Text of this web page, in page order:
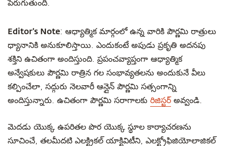
పెరుగుతుంది.
Editor's Note: ఆధ్యాత్మిక మార్గంలో ఉన్న వారికి పౌర్ణమి రాత్రులు
ధ్యానానికి అనుకూలిస్తాయి. ఎందుకంటే అపుడు ప్రకృతి అదనపు
శక్తిని ఉచితంగా అందిస్తుంది. ప్రపంచవ్యాప్తంగా ఆధ్యాత్మిక
అన్వేషకులు పౌర్ణమి రాత్రిన గల సంభావ్యతలను అందుకునే వీలు
కల్పించేలా, సద్గురు నెలవారీ ఆన్లైన్ పౌర్ణమి సత్సంగాన్ని
అందిస్తున్నారు. ఉచితంగా పౌర్ణమి సరాగాలకు రిజిస్టర్ అవ్వండి.
మెదడు యొక్క ఉపరితల పొర యొక్క స్థూల కార్యాచరణను
సూచించే, తలమీదటి ఎలక్ట్రికల్ యాక్టివిటీని, ఎలక్ట్రోఫిజియోలాజికల్